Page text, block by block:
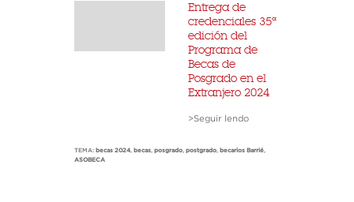
Entrega de
credenciales 35ª
edición del
Programa de
Becas de
Posgrado en el
Extranjero 2024
>Seguir lendo
TEMA: becas 2024, becas, posgrado, postgrado, becarios Barrié,
ASOBECA